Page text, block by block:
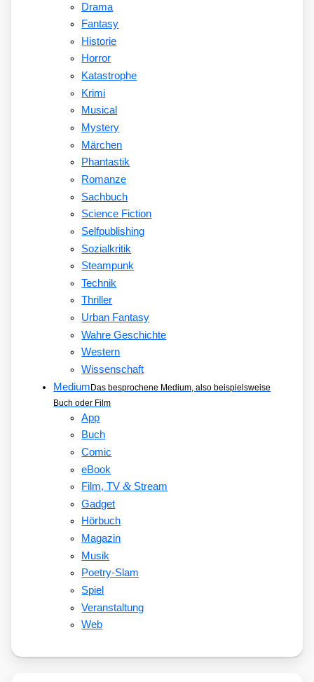
Drama
Fantasy
Historie
Horror
Katastrophe
Krimi
Musical
Mystery
Märchen
Phantastik
Romanze
Sachbuch
Science Fiction
Selfpublishing
Sozialkritik
Steampunk
Technik
Thriller
Urban Fantasy
Wahre Geschichte
Western
Wissenschaft
MediumDas besprochene Medium, also beispielsweise
Buch oder Film
App
Buch
Comic
eBook
Film, TV&Stream
Gadget
Hörbuch
Magazin
Musik
Poetry-Slam
Spiel
Veranstaltung
Web